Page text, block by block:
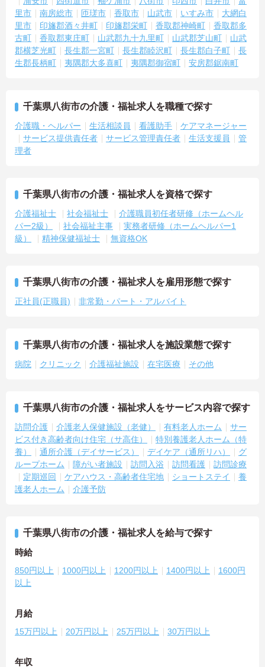
里市
南房総市 匝瑳市 香取市 山武市 いすみ市
大網白
里市
印旛郡酒々井町 印旛郡栄町 香取郡神崎町
香取郡多
古町
香取郡東庄町 山武郡九十九里町 山武郡芝山町
山武
郡横芝光町
長生郡一宮町 長生郡睦沢町 長生郡白子町
長
生郡長柄町
夷隅郡大多喜町 夷隅郡御宿町 安房郡鋸南町
千葉県八街市の介護・福祉求人を職種で探す
介護職・ヘルパー 生活相談員 看護助手
ケアマネージャー
サービス提供責任者
サービス管理責任者 生活支援員
管
理者
千葉県八街市の介護・福祉求人を資格で探す
介護福祉士 社会福祉士
介護職員初任者研修（ホームヘル
パー2級）
社会福祉主事
実務者研修（ホームヘルパー1
級）
精神保健福祉士 無資格OK
千葉県八街市の介護・福祉求人を雇用形態で探す
正社員(正職員) 非常勤・パート・アルバイト
千葉県八街市の介護・福祉求人を施設業態で探す
病院 クリニック 介護福祉施設 在宅医療 その他
千葉県八街市の介護・福祉求人をサービス内容で探す
訪問介護 介護老人保健施設（老健） 有料老人ホーム
サー
ビス付き高齢者向け住宅（サ高住）
特別養護老人ホーム（特
養）
通所介護（デイサービス） デイケア（通所リハ）
グ
ループホーム
障がい者施設 訪問入浴 訪問看護
訪問診療
定期巡回
ケアハウス・高齢者住宅地 ショートステイ
養
護老人ホーム
介護予防
千葉県八街市の介護・福祉求人を給与で探す
時給
850円以上 1000円以上 1200円以上 1400円以上
1600円
以上
月給
15万円以上 20万円以上 25万円以上 30万円以上
年収